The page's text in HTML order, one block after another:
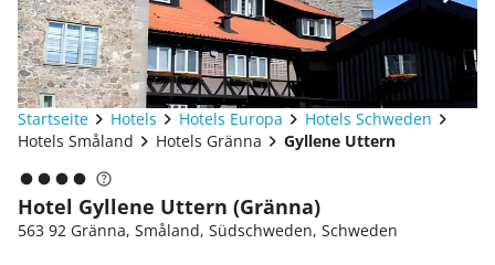
Startseite Hotels Hotels Europa
Hotels Schweden
Hotels Småland
Hotels Gränna Gyllene Uttern
Hotel Gyllene Uttern (Gränna)
563 92 Gränna, Småland, Südschweden, Schweden